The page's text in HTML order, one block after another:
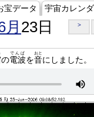
宝データ 宇宙カレン
23日 >
の電波
でんぱ
を音
おと
にしました。